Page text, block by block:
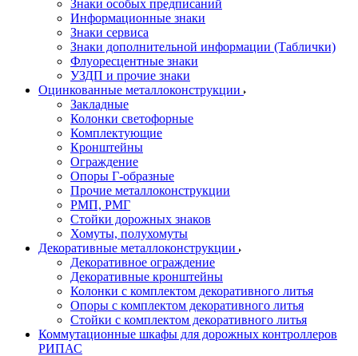
Знаки особых предписаний
Информационные знаки
Знаки сервиса
Знаки дополнительной информации (Таблички)
Флуоресцентные знаки
УЗДП и прочие знаки
Оцинкованные металлоконструкции
Закладные
Колонки светофорные
Комплектующие
Кронштейны
Ограждение
Опоры Г-образные
Прочие металлоконструкции
РМП, РМГ
Стойки дорожных знаков
Хомуты, полухомуты
Декоративные металлоконструкции
Декоративное ограждение
Декоративные кронштейны
Колонки с комплектом декоративного литья
Опоры с комплектом декоративного литья
Стойки с комплектом декоративного литья
Коммутационные шкафы для дорожных контроллеров
РИПАС